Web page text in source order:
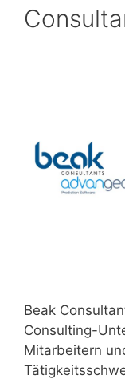
Beak
Consulting-
Mitarbeitern